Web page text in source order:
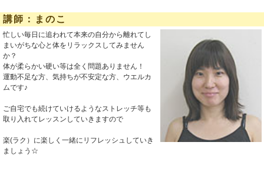
講師：まのこ
忙しい毎日に追われて本来の自分から離れてし
まいがちな心と体をリラックスしてみません
か？
体が柔らかい硬い等は全く問題ありません！
運動不足な方、気持ちが不安定な方、ウエルカ
ムです♪
ご自宅でも続けていけるようなストレッチ等も
取り入れてレッスンしていきますので
楽(ラク）に楽しく一緒にリフレッシュしていき
ましょう☆